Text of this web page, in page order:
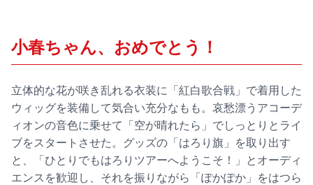
小春ちゃん、おめでとう！
立体的な花が咲き乱れる衣装に「紅白歌合戦」で着用した
ウィッグを装備して気合い充分なもも。哀愁漂うアコーデ
ィオンの音色に乗せて「空が晴れたら」でしっとりとライ
ブをスタートさせた。グッズの「はろり旗」を取り出す
と、「ひとりでもはろりツアーへようこそ！」とオーディ
エンスを歓迎し、それを振りながら「ぽかぽか」をはつら